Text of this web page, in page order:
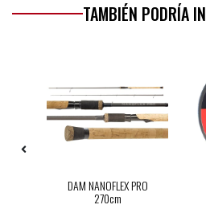
TAMBIÉN PODRÍA
DAM NANOFLEX PRO
270cm